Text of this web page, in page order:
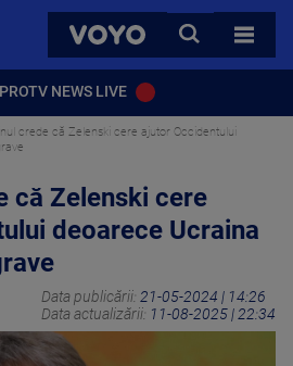
VOYO
CAUTA
TOATE
PROTV NEWS LIVE
crede că Zelenski cere ajutor Occidentului
că Zelenski cere
deoarece Ucraina
Data publicării: 21-05-2024 | 14:26
Data actualizării: 11-08-2025 | 22:34